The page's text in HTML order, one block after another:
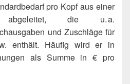
pro Kopf aus einer
abgeleitet, die u. a.
und Zuschläge für
enthält. Häufig wird er in
als Summe in € pro